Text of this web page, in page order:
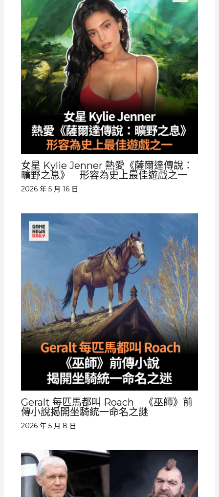
女星 Kylie Jenner 熱愛《薩爾達傳說：
曠野之息》 形容為史上最佳遊戲之一
2026 年 5 月 16 日
Geralt 每匹馬都叫 Roach 《巫師》前
傳小說揭開坐騎統一命名之謎
2026 年 5 月 8 日